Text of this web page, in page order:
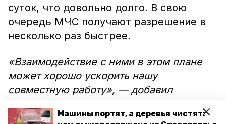
Машины портят, а деревья чистят:
суток, что довольно долго. В свою
очередь МЧС получают разрешение в
несколько раз быстрее.
«Взаимодействие с ними в этом плане
может хорошо ускорить нашу
совместную работу», — добавил
Дмитрий Батин.